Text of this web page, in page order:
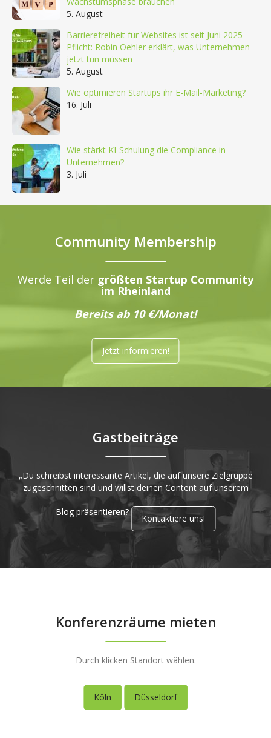
5. August
Barrierefreiheit für Websites ist seit Juni 2025
Pflicht: Robin Oehler erklärt, was Unternehmen
jetzt tun müssen
5. August
Wie optimieren Startups ihr E-Mail-Marketing?
16. Juli
Wie stärkt KI-Schulung die Compliance in
Unternehmen?
3. Juli
Community Membership
Werde Teil der größten Startup Community
im Rheinland
Bereits ab 10 €/Monat!
Jetzt informieren!
Gastbeiträge
„Du schreibst interessante Artikel, die auf unsere Zielgruppe
zugeschnitten sind und willst deinen Content auf unserem
Blog präsentieren?
Kontaktiere uns!
Konferenzräume mieten
Durch klicken Standort wählen.
Köln Düsseldorf